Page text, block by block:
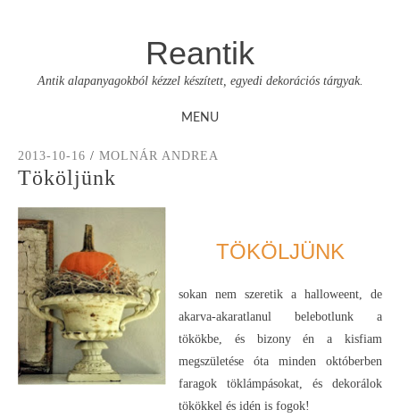
Reantik
Antik alapanyagokból kézzel készített, egyedi dekorációs tárgyak.
MENU
Skip
to
2013-10-16 / MOLNÁR ANDREA
Tököljünk
TÖKÖLJÜNK
sokan nem szeretik a halloweent, de
akarva-akaratlanul belebotlunk a
tökökbe, és bizony én a kisfiam
megszületése óta minden októberben
faragok töklámpásokat, és dekorálok
tökökkel és idén is fogok!